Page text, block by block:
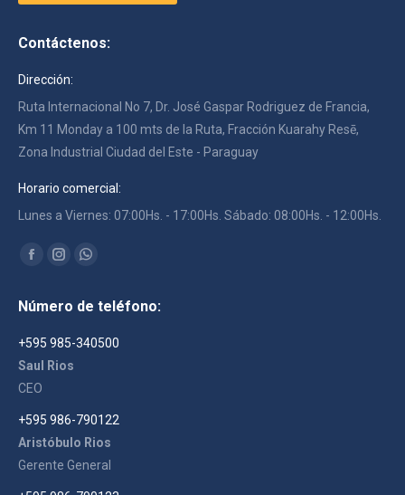
Contáctenos:
Dirección:
Ruta Internacional No 7, Dr. José Gaspar Rodriguez de Francia,
Km 11 Monday a 100 mts de la Ruta, Fracción Kuarahy Resē,
Zona Industrial Ciudad del Este - Paraguay
Horario comercial:
Lunes a Viernes: 07:00Hs. - 17:00Hs. Sábado: 08:00Hs. - 12:00Hs.
Encuéntranos en:
Facebook
opens
in
new
window
Instagram
opens
in
new
Whatsapp
opens
in
Número de teléfono:
+595 985-340500
Saul Rios
CEO
+595 986-790122
Aristóbulo Rios
Gerente General